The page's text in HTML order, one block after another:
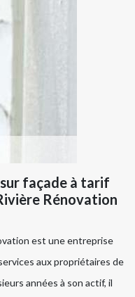
façade à tarif
Rénovation
est une entreprise
aux propriétaires de
années à son actif, il